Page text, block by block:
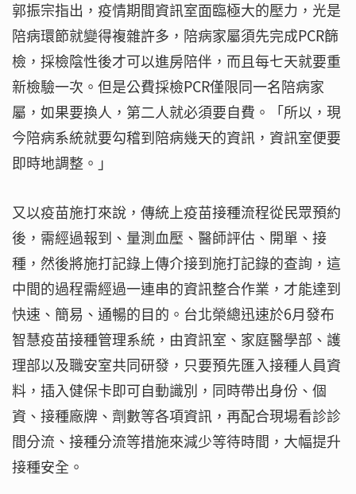
郭振宗指出，疫情期間資訊室面臨極大的壓力，光是
陪病環節就變得複雜許多，陪病家屬須先完成PCR篩
檢，採檢陰性後才可以進房陪伴，而且每七天就要重
新檢驗一次。但是公費採檢PCR僅限同一名陪病家
屬，如果要換人，第二人就必須要自費。「所以，現
今陪病系統就要勾稽到陪病幾天的資訊，資訊室便要
即時地調整。」
又以疫苗施打來說，傳統上疫苗接種流程從民眾預約
後，需經過報到、量測血壓、醫師評估、開單、接
種，然後將施打記錄上傳介接到施打記錄的查詢，這
中間的過程需經過一連串的資訊整合作業，才能達到
快速、簡易、通暢的目的。台北榮總迅速於6月發布
智慧疫苗接種管理系統，由資訊室、家庭醫學部、護
理部以及職安室共同研發，只要預先匯入接種人員資
料，插入健保卡即可自動識別，同時帶出身份、個
資、接種廠牌、劑數等各項資訊，再配合現場看診診
間分流、接種分流等措施來減少等待時間，大幅提升
接種安全。